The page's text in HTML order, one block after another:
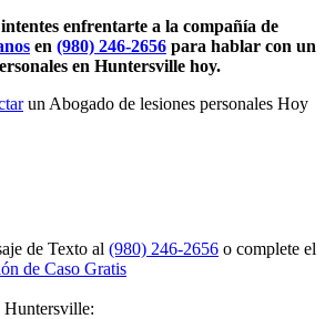
enfrentarte a la compañía de
en (980) 246-2656 para hablar con un
en Huntersville hoy.
un Abogado de lesiones personales Hoy
de Texto al (980) 246-2656 o complete el
de Caso Gratis
Huntersville: